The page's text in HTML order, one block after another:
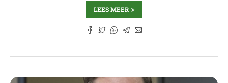
LEES MEER